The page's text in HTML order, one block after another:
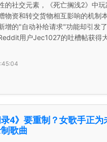
的社交元素，《死亡搁浅2》中玩
物资和转交货物相互影响的机制
增的"自动补给请求"功能却引发
用户Jec1027的吐槽帖获得
录4》要重制？女歌手正为
歌曲